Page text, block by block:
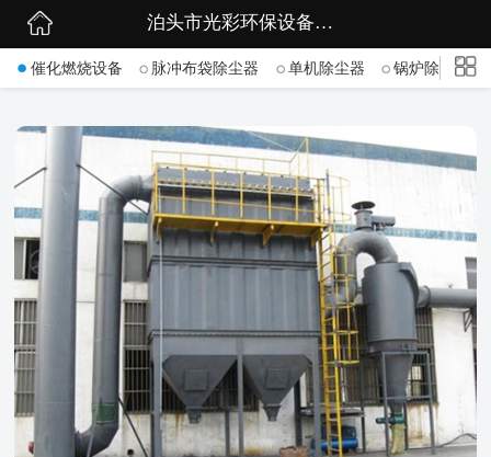
网站首页
公司动态
产品展示
联系我们
泊头市光彩环保设备有限公司
催化燃烧设备 脉冲布袋除尘器 单机除尘器 锅炉除尘器